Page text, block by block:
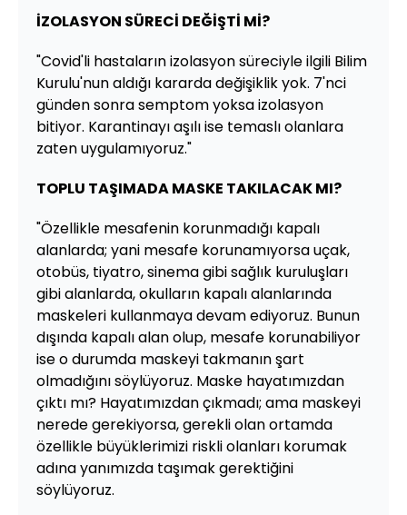
İZOLASYON SÜRECİ DEĞİŞTİ Mİ?
"Covid'li hastaların izolasyon süreciyle ilgili Bilim
Kurulu'nun aldığı kararda değişiklik yok. 7'nci
günden sonra semptom yoksa izolasyon
bitiyor. Karantinayı aşılı ise temaslı olanlara
zaten uygulamıyoruz."
TOPLU TAŞIMADA MASKE TAKILACAK MI?
"Özellikle mesafenin korunmadığı kapalı
alanlarda; yani mesafe korunamıyorsa uçak,
otobüs, tiyatro, sinema gibi sağlık kuruluşları
gibi alanlarda, okulların kapalı alanlarında
maskeleri kullanmaya devam ediyoruz. Bunun
dışında kapalı alan olup, mesafe korunabiliyor
ise o durumda maskeyi takmanın şart
olmadığını söylüyoruz. Maske hayatımızdan
çıktı mı? Hayatımızdan çıkmadı; ama maskeyi
nerede gerekiyorsa, gerekli olan ortamda
özellikle büyüklerimizi riskli olanları korumak
adına yanımızda taşımak gerektiğini
söylüyoruz.